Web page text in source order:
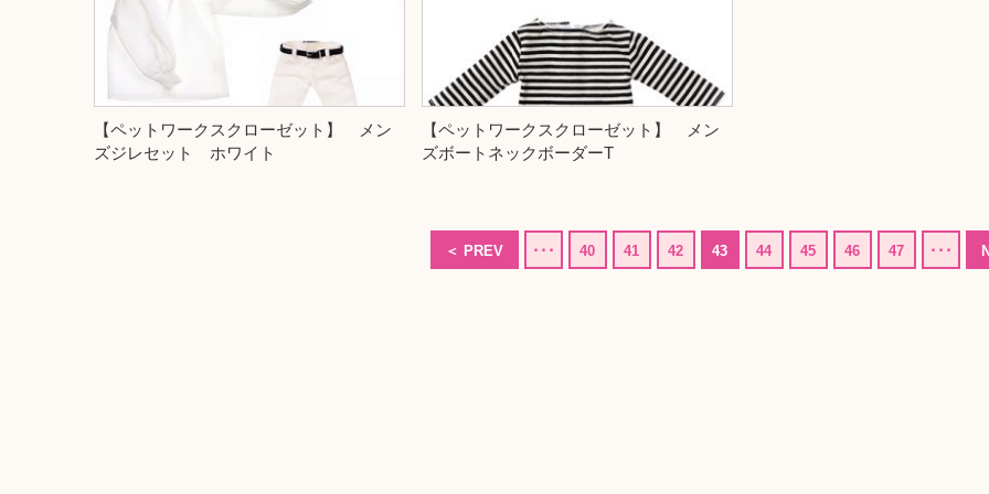
【ペットワークスクローゼット】 メン
ズジレセット ホワイト
【ペットワークスクローゼット】 メン
ズボートネックボーダーT
＜ PREV ･･･ 40 41 42 43 44 45 46 47 ･･･